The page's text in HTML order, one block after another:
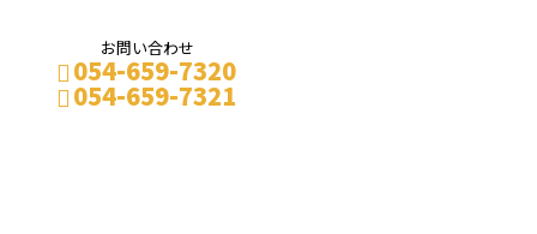
お問い合わせ
054-659-7320
054-659-7321